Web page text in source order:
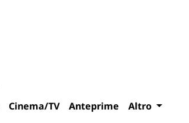
Cinema/TV Anteprime Altro